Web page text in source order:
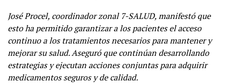
José Procel, coordinador zonal 7-SALUD, manifestó que
esto ha permitido garantizar a los pacientes el acceso
continuo a los tratamientos necesarios para mantener y
mejorar su salud. Aseguró que continúan desarrollando
estrategias y ejecutan acciones conjuntas para adquirir
medicamentos seguros y de calidad.